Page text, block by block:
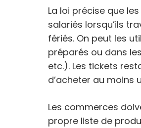
La loi précise que
salariés lorsqu’ils
fériés. On peut les
préparés ou dans
etc.). Les tickets
d’acheter au moins
Les commerces
propre liste de